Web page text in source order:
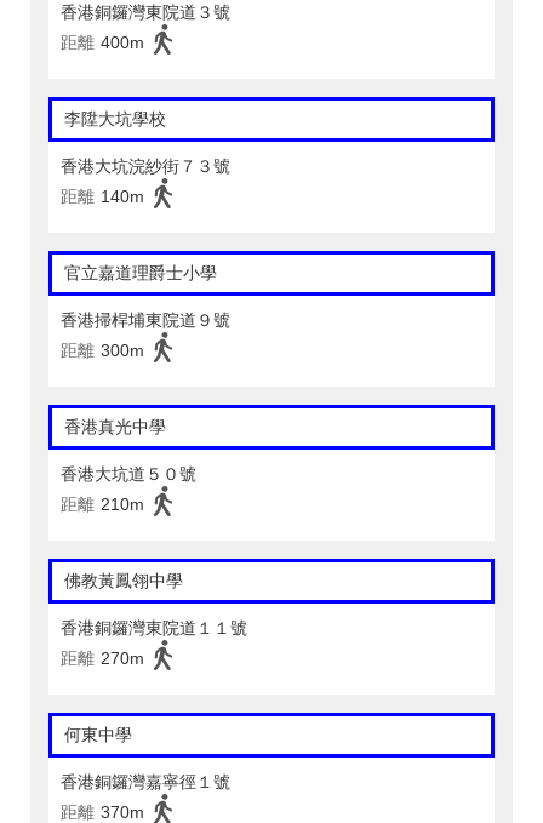
香港銅鑼灣東院道３號
距離 400m
李陞大坑學校
香港大坑浣紗街７３號
距離 140m
官立嘉道理爵士小學
香港掃桿埔東院道９號
距離 300m
香港真光中學
香港大坑道５０號
距離 210m
佛教黃鳳翎中學
香港銅鑼灣東院道１１號
距離 270m
何東中學
香港銅鑼灣嘉寧徑１號
距離 370m